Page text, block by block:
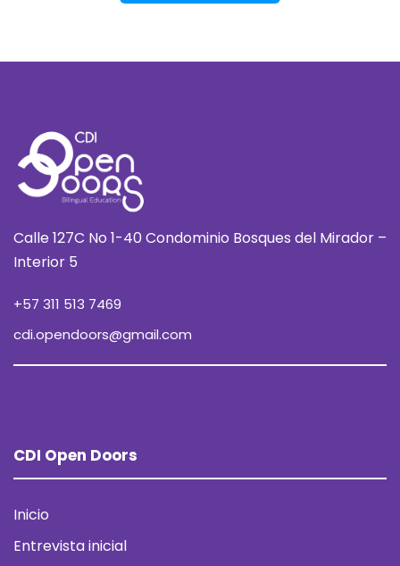
Calle 127C No 1-40 Condominio Bosques del Mirador –
Interior 5
+57 311 513 7469
cdi.opendoors@gmail.com
CDI Open Doors
Inicio
Entrevista inicial